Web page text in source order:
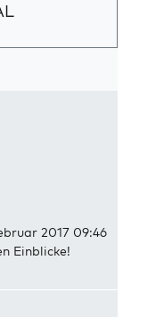
2017 09:46
Einblicke!